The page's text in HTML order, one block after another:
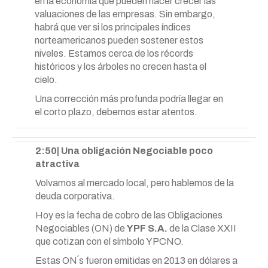
valuaciones de las empresas. Sin embargo,
habrá que ver si los principales índices
norteamericanos pueden sostener estos
niveles. Estamos cerca de los récords
históricos y los árboles no crecen hasta el
cielo.
Una corrección más profunda podría llegar en
el corto plazo, debemos estar atentos.
2:50| Una obligación Negociable poco
atractiva
Volvamos al mercado local, pero hablemos de la
deuda corporativa.
Hoy es la fecha de cobro de las Obligaciones
Negociables (ON) de YPF S.A. de la Clase XXII
que cotizan con el símbolo YPCNO.
Estas ON´s fueron emitidas en 2013 en dólares a